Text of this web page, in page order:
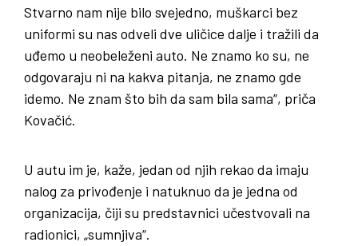
Stvarno nam nije bilo svejedno, muškarci bez
uniformi su nas odveli dve uličice dalje i tražili da
uđemo u neobeleženi auto. Ne znamo ko su, ne
odgovaraju ni na kakva pitanja, ne znamo gde
idemo. Ne znam što bih da sam bila sama“, priča
Kovačić.
U autu im je, kaže, jedan od njih rekao da imaju
nalog za privođenje i natuknuo da je jedna od
organizacija, čiji su predstavnici učestvovali na
radionici, „sumnjiva“.